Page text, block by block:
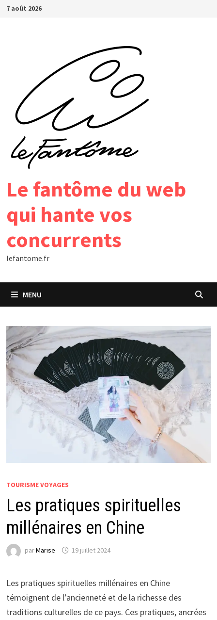
Passer
7 août 2026
Le fantôme du web
qui hante vos
concurrents
lefantome.fr
MENU
TOURISME VOYAGES
Les pratiques spirituelles
millénaires en Chine
parMarise 19 juillet 2024
Les pratiques spirituelles millénaires en Chine
témoignent de l’ancienneté et de la richesse des
traditions culturelles de ce pays. Ces pratiques, ancrées